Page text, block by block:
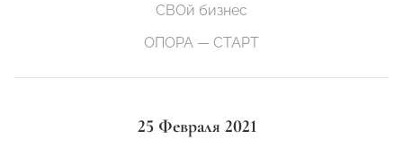
СВОй бизнес
ОПОРА — СТАРТ
25 Февраля 2021